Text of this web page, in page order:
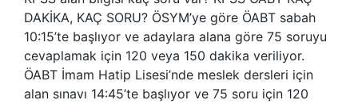
DAKİKA, KAÇ SORU? ÖSYM’ye göre ÖABT sabah
10:15’te başlıyor ve adaylara alana göre 75 soruyu
cevaplamak için 120 veya 150 dakika veriliyor.
ÖABT İmam Hatip Lisesi’nde meslek dersleri için
alan sınavı 14:45’te başlıyor ve 75 soru için 120